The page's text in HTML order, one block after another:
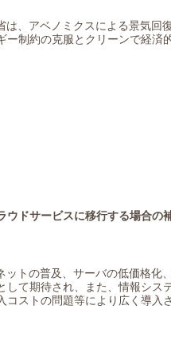
は、アベノミクスによる景気回
ー制約の克服とクリーンで経済
ウドサービスに移行する場合の
ットの普及、サーバの低価格化
して期待され、また、情報シス
コストの問題等により広く導⼊